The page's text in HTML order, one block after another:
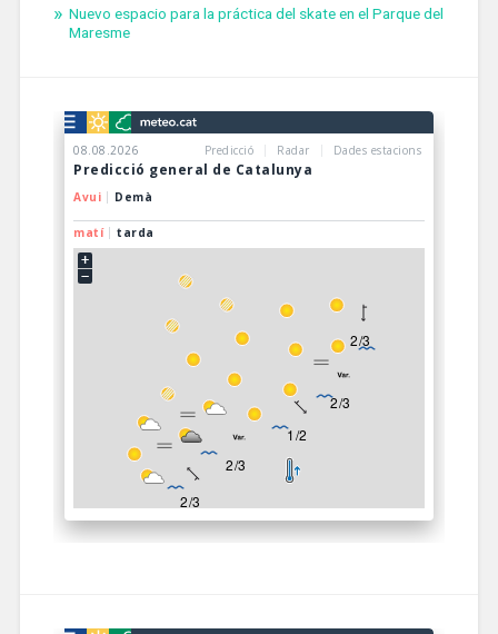
Nuevo espacio para la práctica del skate en el Parque del
Maresme